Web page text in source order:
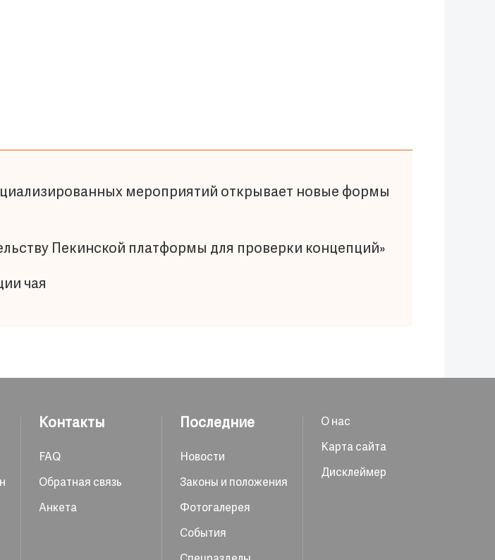
мероприятий открывает новые формы
Пекинской платформы для проверки концепций»
чая
Контакты
FAQ
Обратная связь
Анкета
Последние
Новости
Законы и положения
Фотогалерея
События
О нас
Карта сайта
Дисклеймер